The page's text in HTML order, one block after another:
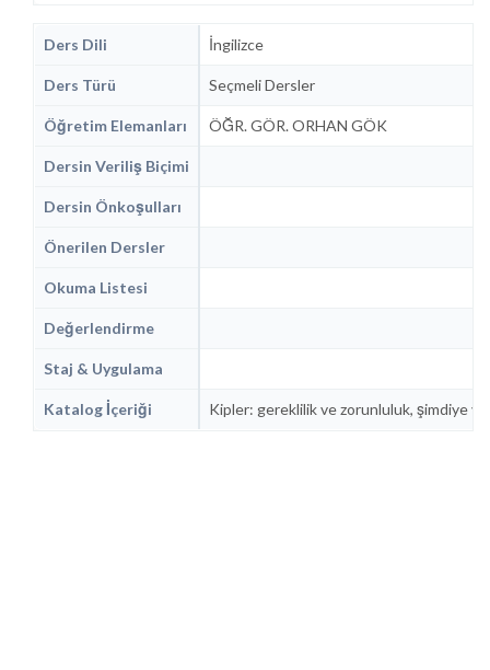
Ders Dili İngilizce
Ders Türü Seçmeli Dersler
Öğretim Elemanları ÖĞR. GÖR. ORHAN GÖK
Dersin Veriliş Biçimi
Dersin Önkoşulları
Önerilen Dersler
Okuma Listesi
Değerlendirme
Staj & Uygulama
Katalog İçeriği Kipler: gereklilik ve zorunluluk, şimdiye ve